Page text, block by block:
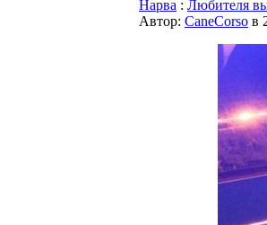
Нарва : Любителя
Автор: CaneCorso в